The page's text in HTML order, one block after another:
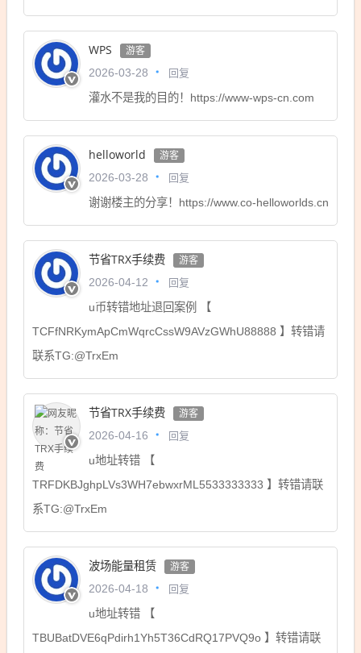
WPS 游客
2026-03-28 回复
灌水不是我的目的！https://www-wps-cn.com
helloworld 游客
2026-03-28 回复
谢谢楼主的分享！https://www.co-helloworlds.cn
节省TRX手续费 游客
2026-04-12 回复
u币转错地址退回案例 【
TCFfNRKymApCmWqrcCssW9AVzGWhU88888 】转错请
联系TG:@TrxEm
节省TRX手续费 游客
2026-04-16 回复
u地址转错 【
TRFDKBJghpLVs3WH7ebwxrML5533333333 】转错请联
系TG:@TrxEm
波场能量租赁 游客
2026-04-18 回复
u地址转错 【
TBUBatDVE6qPdirh1Yh5T36CdRQ17PVQ9o 】转错请联